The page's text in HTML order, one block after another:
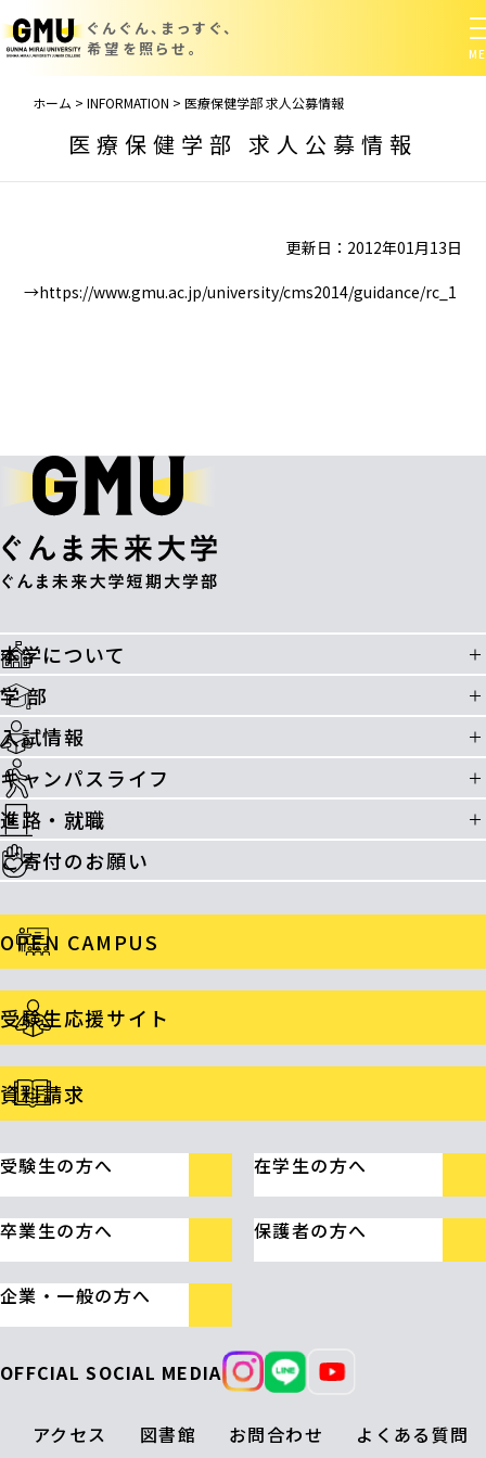
ぐんぐん、まっすぐ、
希望を照らせ。
ホーム > INFORMATION > 医療保健学部 求人公募情報
医療保健学部 求人公募情報
更新日：2012年01月13日
→https://www.gmu.ac.jp/university/cms2014/guidance/rc_1
本学について
学 部
入試情報
キャンパスライフ
進路・就職
ご寄付のお願い
OPEN CAMPUS
受験生応援サイト
資料請求
受験生の方へ 在学生の方へ
卒業生の方へ 保護者の方へ
企業・一般の方へ
OFFCIAL SOCIAL MEDIA
アクセス 図書館 お問合わせ よくある質問